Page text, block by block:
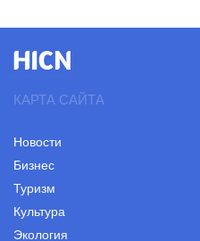
КАРТА САЙТА
Новости
Бизнес
Туризм
Культура
Экология